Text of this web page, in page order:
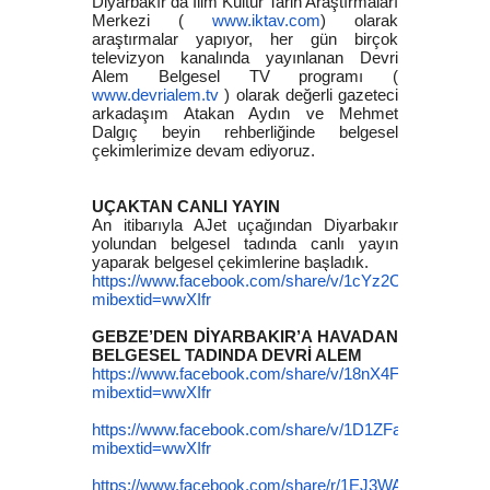
Merkezi ( www.iktav.com) olarak
araştırmalar yapıyor, her gün birçok
televizyon kanalında yayınlanan Devri
Alem Belgesel TV programı (
www.devrialem.tv ) olarak değerli gazeteci
arkadaşım Atakan Aydın ve Mehmet
Dalgıç beyin rehberliğinde belgesel
çekimlerimize devam ediyoruz.
UÇAKTAN CANLI YAYIN
An itibarıyla AJet uçağından Diyarbakır
yolundan belgesel tadında canlı yayın
yaparak belgesel çekimlerine başladık.
https://www.facebook.com/share/v/1cYz2Cpv83/?
mibextid=wwXIfr
GEBZE’DEN DİYARBAKIR’A HAVADAN
BELGESEL TADINDA DEVRİ ALEM
https://www.facebook.com/share/v/18nX4FjdCe/?
mibextid=wwXIfr
https://www.facebook.com/share/v/1D1ZFasC4b/?
mibextid=wwXIfr
https://www.facebook.com/share/r/1EJ3WA4NoA/?